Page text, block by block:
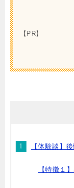
【PR】
【体験談】
【特徴１